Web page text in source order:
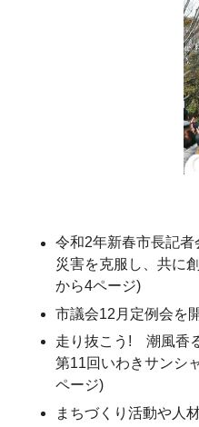
令和2年新春市長記者
災害を克服し、共に
から4ページ)
市議会12月定例会を
走り抜こう! 潮風香
第11回いわきサンシ
ページ)
まちづくり活動や人